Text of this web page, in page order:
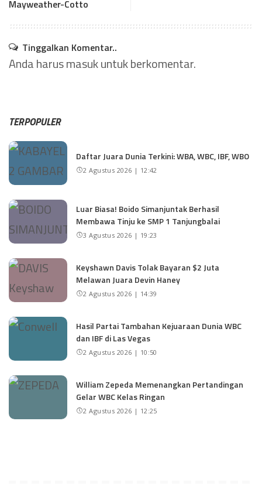
Mayweather-Cotto
Tinggalkan Komentar..
Anda harusmasukuntuk berkomentar.
TERPOPULER
Daftar Juara Dunia Terkini: WBA, WBC, IBF, WBO
2 Agustus 2026 | 12:42
Luar Biasa! Boido Simanjuntak Berhasil
Membawa Tinju ke SMP 1 Tanjungbalai
3 Agustus 2026 | 19:23
Keyshawn Davis Tolak Bayaran $2 Juta
Melawan Juara Devin Haney
2 Agustus 2026 | 14:39
Hasil Partai Tambahan Kejuaraan Dunia WBC
dan IBF di Las Vegas
2 Agustus 2026 | 10:50
William Zepeda Memenangkan Pertandingan
Gelar WBC Kelas Ringan
2 Agustus 2026 | 12:25